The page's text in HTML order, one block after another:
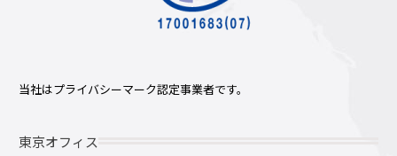
当社はプライバシーマーク認定事業者です。
東京オフィス